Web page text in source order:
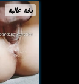
دقة عالية